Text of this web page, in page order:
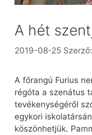
A hét
2019-08-25 Szerző:
A főrangú Furius
régóta a szenátus
tevékenységéről
egykori
köszönhetjük.